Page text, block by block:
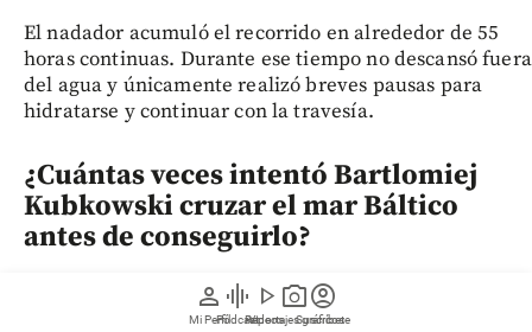
person
Mi Perfil
graphic_eq
Pódcast
play_arrow
Videos
photo_camera
Reportajes gráficos
account_circle
Suscríbete
El nadador acumuló el recorrido en alrededor de 55
horas continuas. Durante ese tiempo no descansó fuera
del agua y únicamente realizó breves pausas para
hidratarse y continuar con la travesía.
¿Cuántas veces intentó Bartlomiej
Kubkowski cruzar el mar Báltico
antes de conseguirlo?
Lo consiguió en su quinto intento. La noticia señala
que desde 2022 había tratado de completar el desafío,